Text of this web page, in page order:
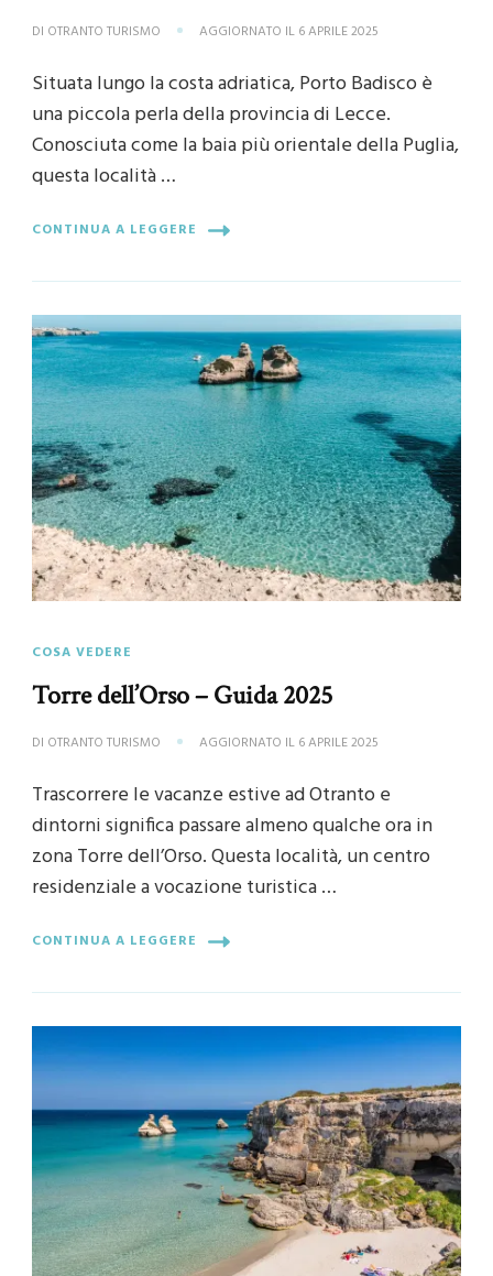
DI OTRANTO TURISMO AGGIORNATO IL 6 APRILE 2025
Situata lungo la costa adriatica, Porto Badisco è
una piccola perla della provincia di Lecce.
Conosciuta come la baia più orientale della Puglia,
questa località …
CONTINUA A LEGGERE
COSA VEDERE
Torre dell’Orso – Guida 2025
DI OTRANTO TURISMO AGGIORNATO IL 6 APRILE 2025
Trascorrere le vacanze estive ad Otranto e
dintorni significa passare almeno qualche ora in
zona Torre dell’Orso. Questa località, un centro
residenziale a vocazione turistica …
CONTINUA A LEGGERE